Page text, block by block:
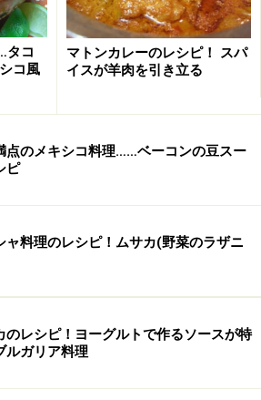
大さじ2
大さじ2
き豚肉だんごの作り方・手
肉だんご
混ぜ合わせる。
タコ
コ風
マトンカレーのレシピ！ スパ
イスが羊肉を引き立る
点のメキシコ料理……ベーコンの豆スー
ピ
ャ料理のレシピ！ムサカ(野菜のラザニ
のレシピ！ヨーグルトで作るソースが特
ルガリア料理